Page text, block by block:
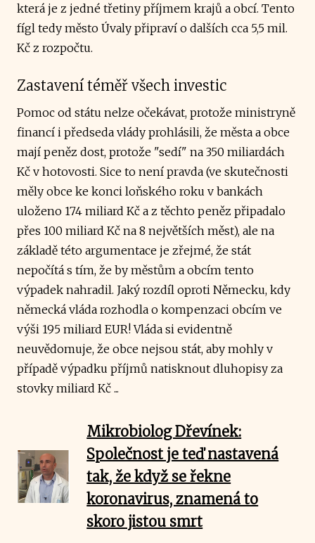
která je z jedné třetiny příjmem krajů a obcí. Tento
fígl tedy město Úvaly připraví o dalších cca 5,5 mil.
Kč z rozpočtu.
Zastavení téměř všech investic
Pomoc od státu nelze očekávat, protože ministryně
financí i předseda vlády prohlásili, že města a obce
mají peněz dost, protože "sedí" na 350 miliardách
Kč v hotovosti. Sice to není pravda (ve skutečnosti
měly obce ke konci loňského roku v bankách
uloženo 174 miliard Kč a z těchto peněz připadalo
přes 100 miliard Kč na 8 největších měst), ale na
základě této argumentace je zřejmé, že stát
nepočítá s tím, že by městům a obcím tento
výpadek nahradil. Jaký rozdíl oproti Německu, kdy
německá vláda rozhodla o kompenzaci obcím ve
výši 195 miliard EUR! Vláda si evidentně
neuvědomuje, že obce nejsou stát, aby mohly v
případě výpadku příjmů natisknout dluhopisy za
stovky miliard Kč ...
Mikrobiolog Dřevínek:
Společnost je teď nastavená
tak, že když se řekne
koronavirus, znamená to
skoro jistou smrt